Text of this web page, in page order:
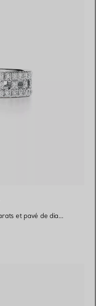
Bague True large en or blanc 18 carats et pavé de diamants